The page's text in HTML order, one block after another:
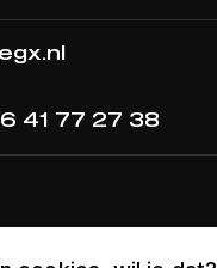
6 41 77 27 38